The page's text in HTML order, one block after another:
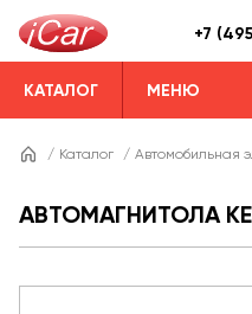
+7
КАТАЛОГ МЕНЮ
/ Каталог / Автомобильная
АВТОМАГНИТОЛА